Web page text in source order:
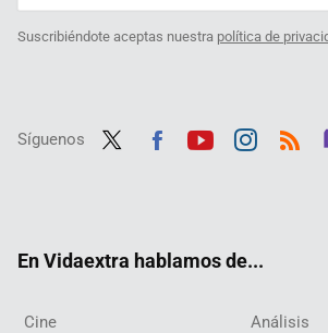
Suscribiéndote aceptas nuestra política de
Síguenos
En Vidaextra hablamos de...
Cine Análisis